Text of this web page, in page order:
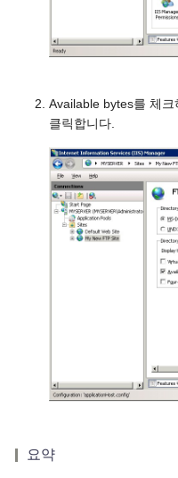
Available bytes를 체
클릭합니다.
요약